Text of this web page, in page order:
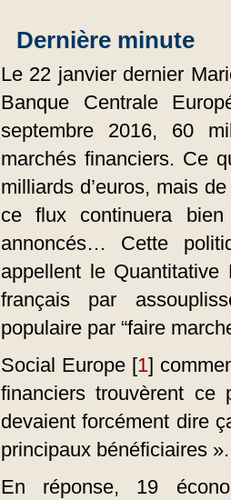
Dernière minute
Le 22 janvier dernier
Banque Centrale
septembre 2016, 60
marchés financiers. Ce
milliards d’euros, mais
ce flux continuera
annoncés… Cette
appellent le Quantitative
français par
populaire par “faire
Social Europe [1]
financiers trouvèrent ce
devaient forcément dire
principaux bénéficiaires ».
En réponse, 19